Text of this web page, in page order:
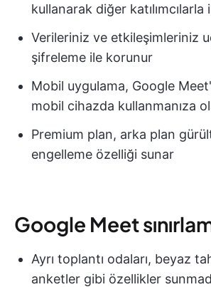
kullanarak diğer
Verileriniz ve etkileşimleriniz
şifreleme ile korunur
Mobil uygulama, Google
mobil cihazda kullanmanıza
Premium plan, arka plan
engelleme özelliği sunar
Google Meet
Ayrı toplantı odaları, beyaz
anketler gibi özellikler